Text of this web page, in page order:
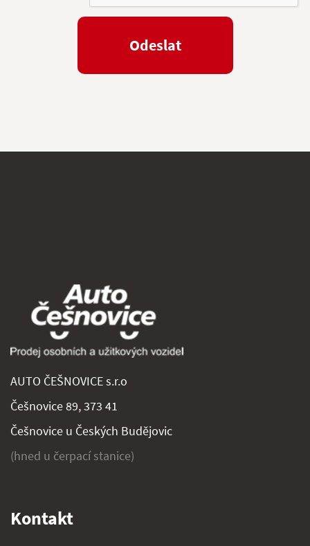
AUTO ČEŠNOVICE s.r.o
Češnovice 89, 373 41
Češnovice u Českých Budějovic
(hned u čerpací stanice)
Kontakt